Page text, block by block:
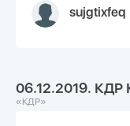
sujgtixfeq
06.12.2019. КДР
«КДР»